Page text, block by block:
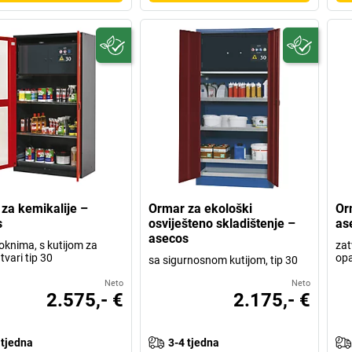
kemikalije –
s kutijom za
tip 30
Neto
2.575,- €
Ormar za ekološki
osviješteno skladištenje –
asecos
sa sigurnosnom kutijom, tip 30
Neto
2.175,- €
3-4 tjedna